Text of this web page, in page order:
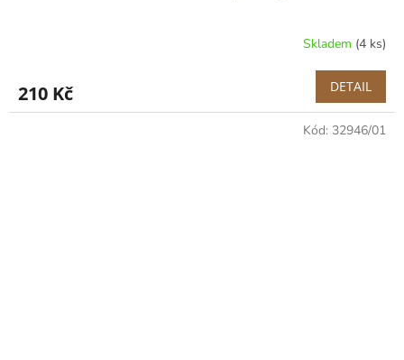
Skladem (4 ks)
210 Kč DETAIL
Kód: 32946/01